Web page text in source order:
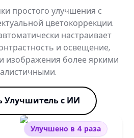
простого улучшения с
цветокоррекции.
настраивает
и освещение,
изображения более яркими
Улучшитель с ИИ
Улучшено в 4 раза